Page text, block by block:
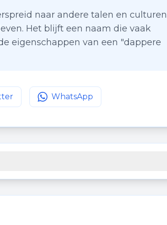
naar andere talen en
Het blijft een naam die vaak
eigenschappen van een "dappere
pagina opTwitter
WhatsApp
Deel deze pagina op